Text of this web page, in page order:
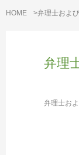
HOME >弁理士およ
弁理
弁理士お